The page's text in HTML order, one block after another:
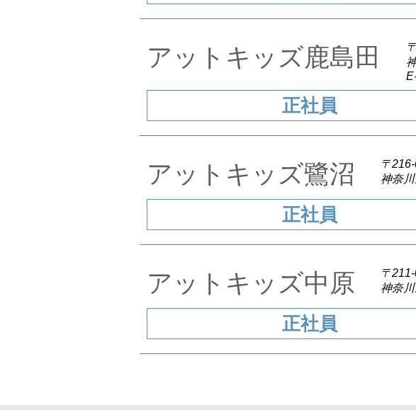
アットキッズ鹿島田
正社員
アットキッズ鷺沼
〒
神奈
正社員
アットキッズ中原
〒
神奈
正社員